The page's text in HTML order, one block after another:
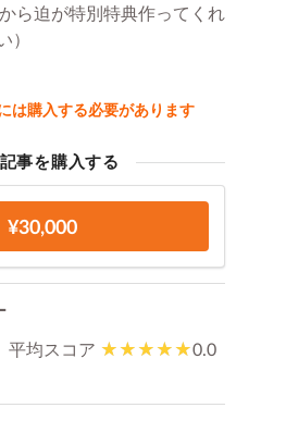
ら迫が特別特典作ってくれ
）
は購入する必要があります
事を購入する
¥30,000
平均スコア 0.0